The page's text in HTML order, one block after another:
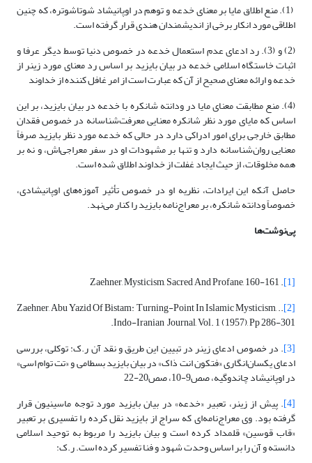
(1). منع اطلاق مایا بر معنای خدعه و توهم در اوپانیشاد شوتاشوتره، که چنین
اطلاقی مورد انکار برخی از اندیشمندان هندی قرار گرفته است.
(2) و (3). رد ادعای عدم استعمال خدعه در خصوص دنیا توسط دیگر عرفا و
اثبات خاستگاه اسلامی خدعه در بیان بایزید بر اساس رد معنای مورد زینر از
خدعه و ارائه معنای صحیح‌ از آن که عبارت است از امر غافل کننده از خداوند
(4). منع مطابقت معنای مایا در ودانته شانکره با خدعه در بیان بایزید، بر این
اساس که مایای مورد نظر شانکره معنایی معرفت‌شناسانه در خصوص فقدان
مطابق خارجی برای امور ادراکی دارد در حالی که خدعه مورد نظر بایزید صرفاً
معنایی روان‌شناسانه دارد و تنها بر مشهودات او در سفر معراجی‌اش، و نه بر
همه مخلوقات، از حیث ایجاد غفلت از خداوند اطلاق شده است.
حاصل آنکه این ایرادات، نظریه او در خصوص تأثیر آموزه‌های اوپانیشادی،
خصوصاً ودانته شانکره، بر معراج‌نامه بایزید را کنار می‌نهد.
پی‌نوشت‌ها
[1]
. Zaehner, Mysticism, Sacred And Profane, 160-161
[2]
.. Zaehner, Abu Yazid Of Bistam: Turning-Point In Islamic Mysticism,
Indo-Iranian Journal, Vol. 1 (1957), Pp 286-301.
[3] . در خصوص ادعای زینر در تبیین این طریق و نقد آن ر.ک: توکلی، بررسی
ادعای یکسان‌انگاری «فتکون انت ذاک» در بیان بایزید بسطامی و «تت توام اسی»
در اوپانیشاد چاندوگیه، صص9-10، صص20-22
[4] . پیش از زینر، تعبیر «خدعه» در بیان بایزید مورد توجه ماسینیون قرار
گرفته بود. وی معراج‌نامه‌ای که سراج از بایزید نقل کرده را تفسیری بر تعبیر
«قاب قوسین» قلمداد کرده است و بیان بایزید را مربوط به توحید اسلامی
دانسته و آن را بر اساس وحدت شهود و فنا تفسیر کرده است. ر.ک: